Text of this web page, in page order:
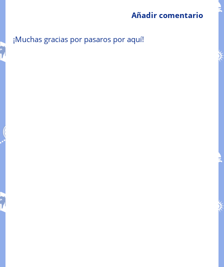
Añadir comentario
¡Muchas gracias por pasaros por aquí!